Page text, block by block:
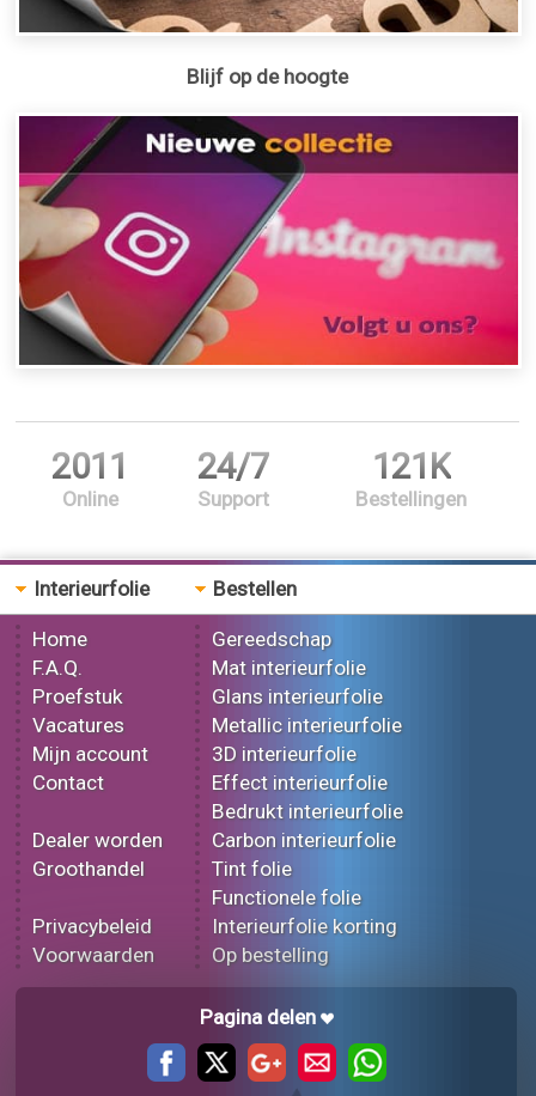
Blijf op de hoogte
2011
Online
24/7
Support
121K
Bestellingen
Interieurfolie
Home
F.A.Q.
Proefstuk
Vacatures
Mijn account
Contact
Dealer worden
Groothandel
Privacybeleid
Voorwaarden
Bestellen
Gereedschap
Mat interieurfolie
Glans interieurfolie
Metallic interieurfolie
3D interieurfolie
Effect interieurfolie
Bedrukt interieurfolie
Carbon interieurfolie
Tint folie
Functionele folie
Interieurfolie korting
Op bestelling
Pagina delen